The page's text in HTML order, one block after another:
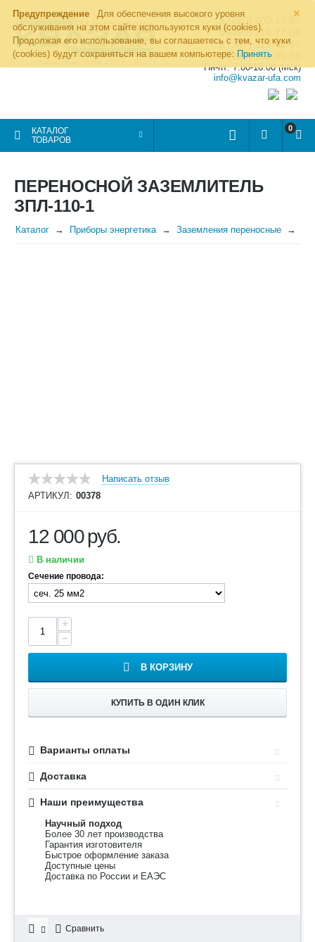
×
Предупреждение
Для обеспечения высокого уровня
обслуживания на этом сайте используются куки (cookies).
Продолжая его использование, вы соглашаетесь с тем, что куки
(cookies) будут сохраняться на вашем компьютере: Принять
8 (800) 700-19-50
8 (495) 255-77-08
8 (347) 225-00-52
8 (986) 963-95-80
Пн-пт: 7.00-16.00 (Мск)
info@kvazar-ufa.com
КАТАЛОГ
ТОВАРОВ
0
ПЕРЕНОСНОЙ ЗАЗЕМЛИТЕЛЬ
ЗПЛ-110-1
Каталог Приборы энергетика Заземления переносные
Написать отзыв
АРТИКУЛ: 00378
12 000руб.
В наличии
Сечение провода:
+
−
В КОРЗИНУ
КУПИТЬ В ОДИН КЛИК
Варианты оплаты
Доставка
Наши преимущества
Научный подход
Более 30 лет производства
Гарантия изготовителя
Быстрое оформление заказа
Доступные цены
Доставка по России и ЕАЭС
Сравнить